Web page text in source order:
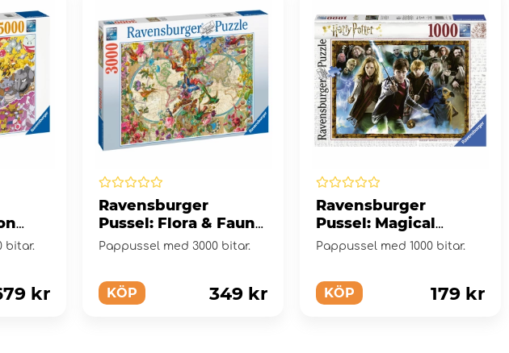
bitar.
kr
Ravensburger
Pussel: Flora & Fauna
World Map 3000
Pappussel med 3000 bitar.
KÖP 349 kr
Ravensburger
Pussel: Magical
student Harry Potter
Pappussel med 1000 bitar.
KÖP 179 kr